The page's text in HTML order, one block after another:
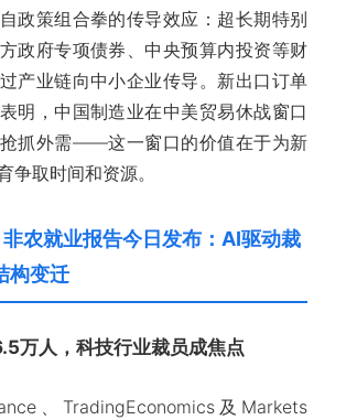
政策组合拳的传导效应：超长期特别
政府专项债券、中央预算内投资等财
产业链向中小企业传导。新出口订单
明，中国制造业在中美贸易休战窗口
抓外需——这一窗口的价值在于为新
争取时间和资源。
农就业报告今日发布：AI驱动裁
构变迁
万人，科技行业裁员成焦点
、TradingEconomics及Markets